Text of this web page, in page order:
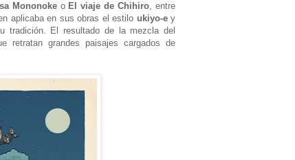
Mononokeo El viaje de Chihiro, entre
aplicaba en sus obras el estilo ukiyo-ey
tradición. El resultado de la mezcla del
retratan grandes paisajes cargados de